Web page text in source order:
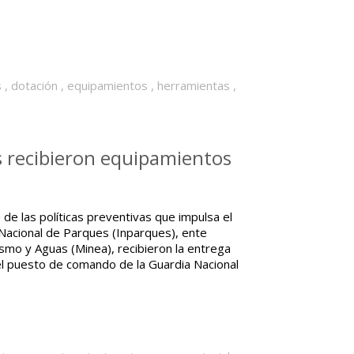
, dotación , equipamientos , herramientas ,
recibieron equipamientos
las políticas preventivas que impulsa el
de Parques (Inparques), ente
y Aguas (Minea), recibieron la entrega
de comando de la Guardia Nacional